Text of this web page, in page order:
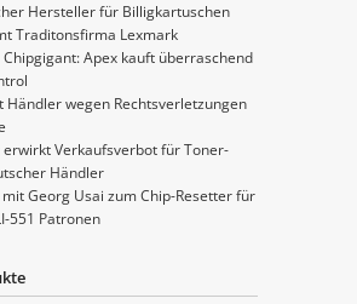
Hersteller für Billigkartuschen
Traditonsfirma Lexmark
Apex kauft überraschend
Händler wegen Rechtsverletzungen
erwirkt Verkaufsverbot für Toner-
Händler
Georg Usai zum Chip-Resetter für
551 Patronen